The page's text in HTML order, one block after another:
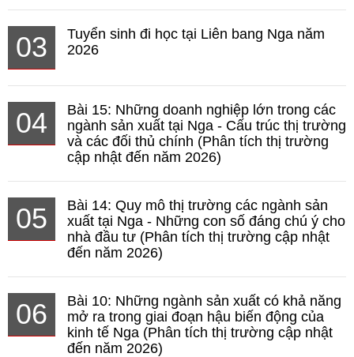
03
Tuyển sinh đi học tại Liên bang Nga năm
2026
04
Bài 15: Những doanh nghiệp lớn trong các
ngành sản xuất tại Nga - Cấu trúc thị trường
và các đối thủ chính (Phân tích thị trường
cập nhật đến năm 2026)
05
Bài 14: Quy mô thị trường các ngành sản
xuất tại Nga - Những con số đáng chú ý cho
nhà đầu tư (Phân tích thị trường cập nhật
đến năm 2026)
06
Bài 10: Những ngành sản xuất có khả năng
mở ra trong giai đoạn hậu biến động của
kinh tế Nga (Phân tích thị trường cập nhật
đến năm 2026)